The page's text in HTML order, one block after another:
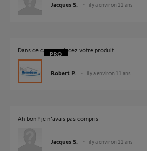
Jacques S. il y a environ 11 ans
Dans ce cas remplacez votre produit.
Robert P. il y a environ 11 ans
Ah bon? je n'avais pas compris
Jacques S. il y a environ 11 ans